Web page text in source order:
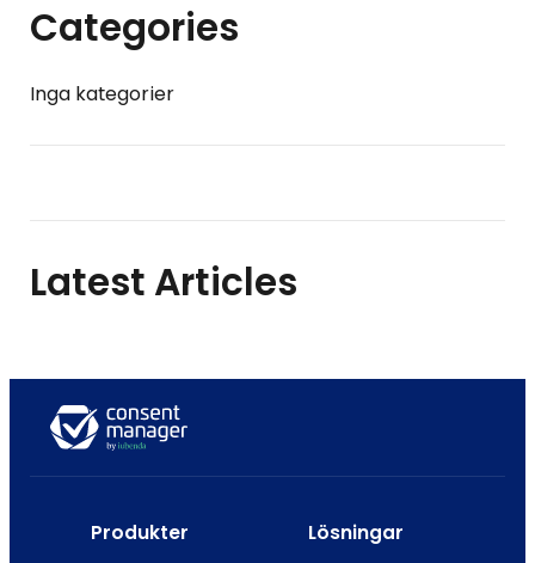
Categories
Inga kategorier
Latest Articles
Produkter Lösningar